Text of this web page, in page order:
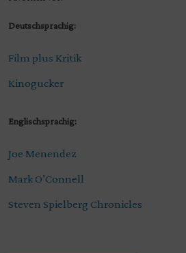
Deutschsprachig:
Film plus Kritik
Kinogucker
Englischsprachig:
Joe Menendez
Mark O’Connell
Steven Spielberg Chronicles